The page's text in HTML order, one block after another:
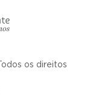
os direitos